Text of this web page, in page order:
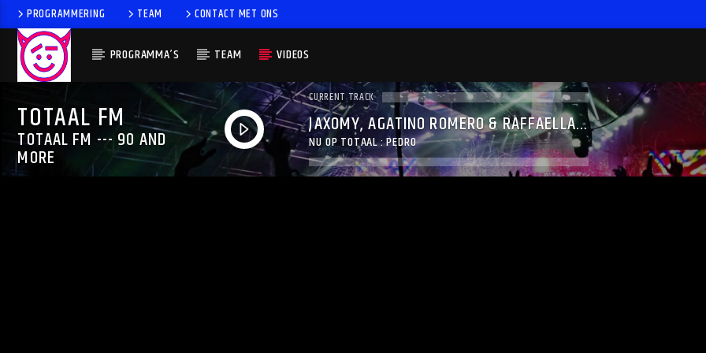
PROGRAMMERING TEAM CONTACT MET ONS
PROGRAMMA’S TEAM VIDEOS
TOTAAL FM
TOTAAL FM --- 90 AND
MORE
CURRENT TRACK
JAXOMY, AGATINO ROMERO & RAFFAELLA
CARR�
NU OP TOTAAL : PEDRO